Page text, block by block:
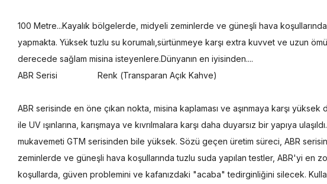
100 Metre...Kayalık bölgelerde, midyeli zeminlerde ve güneşli hava
yapmakta. Yüksek tuzlu su korumalı,sürtünmeye karşı extra kuvvet ve uzun
derecede sağlam misina isteyenlere.Dünyanın en iyisinden....
ABR Serisi Renk (Transparan Açık Kahve)
ABR serisinde en öne çıkan nokta, misina kaplaması ve aşınmaya karşı
ile UV ışınlarına, karışmaya ve kıvrılmalara karşı daha duyarsız bir yapıya
mukavemeti GTM serisinden bile yüksek. Sözü geçen üretim süreci, ABR
zeminlerde ve güneşli hava koşullarında tuzlu suda yapılan testler, ABR'yi en
koşullarda, güven problemini ve kafanızdaki "acaba" tedirginliğini silecek.